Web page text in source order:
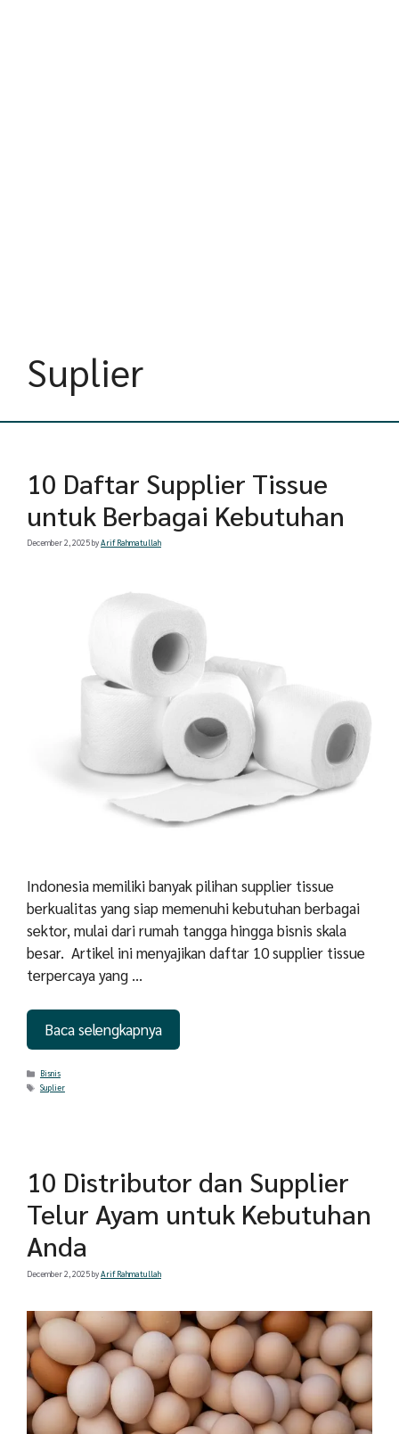
Suplier
10 Daftar Supplier Tissue
untuk Berbagai Kebutuhan
December 2, 2025byArif Rahmatullah
Indonesia memiliki banyak pilihan supplier tissue
berkualitas yang siap memenuhi kebutuhan berbagai
sektor, mulai dari rumah tangga hingga bisnis skala
besar. Artikel ini menyajikan daftar 10 supplier tissue
terpercaya yang …
Baca selengkapnya
Categories
Bisnis
Tags
Suplier
10 Distributor dan Supplier
Telur Ayam untuk Kebutuhan
Anda
December 2, 2025byArif Rahmatullah